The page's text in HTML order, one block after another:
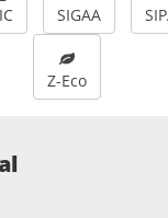
SIGAA
Z-Eco